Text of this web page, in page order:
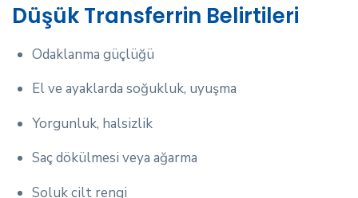
Düşük Transferrin Belirtileri
Odaklanma güçlüğü
El ve ayaklarda soğukluk, uyuşma
Yorgunluk, halsizlik
Saç dökülmesi veya ağarma
Soluk cilt rengi